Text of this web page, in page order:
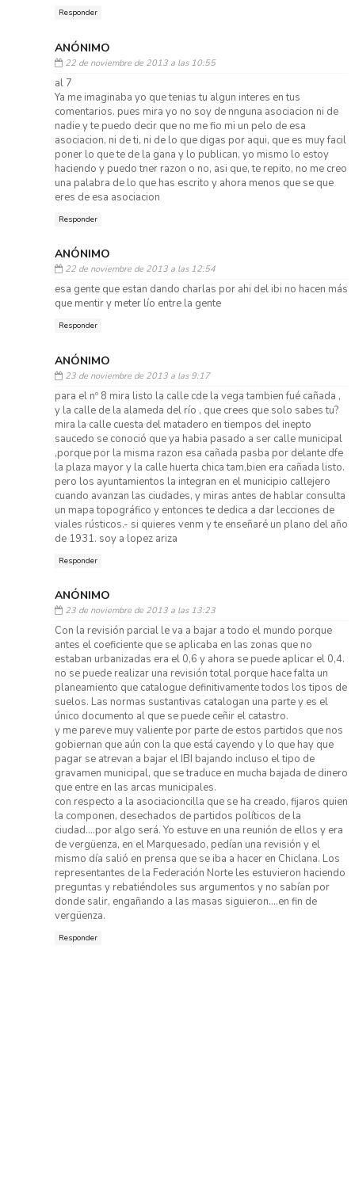
Responder
ANÓNIMO
22 de noviembre de 2013 a las 10:55
al 7
Ya me imaginaba yo que tenias tu algun interes en tus
comentarios. pues mira yo no soy de nnguna asociacion ni de
nadie y te puedo decir que no me fio mi un pelo de esa
asociacion, ni de ti, ni de lo que digas por aqui, que es muy facil
poner lo que te de la gana y lo publican, yo mismo lo estoy
haciendo y puedo tner razon o no, asi que, te repito, no me creo
una palabra de lo que has escrito y ahora menos que se que
eres de esa asociacion
Responder
ANÓNIMO
22 de noviembre de 2013 a las 12:54
esa gente que estan dando charlas por ahi del ibi no hacen más
que mentir y meter lío entre la gente
Responder
ANÓNIMO
23 de noviembre de 2013 a las 9:17
para el nº 8 mira listo la calle cde la vega tambien fué cañada ,
y la calle de la alameda del río , que crees que solo sabes tu?
mira la calle cuesta del matadero en tiempos del inepto
saucedo se conoció que ya habia pasado a ser calle municipal
,porque por la misma razon esa cañada pasba por delante dfe
la plaza mayor y la calle huerta chica tam,bien era cañada listo.
pero los ayuntamientos la integran en el municipio callejero
cuando avanzan las ciudades, y miras antes de hablar consulta
un mapa topográfico y entonces te dedica a dar lecciones de
viales rústicos.- si quieres venm y te enseñaré un plano del año
de 1931. soy a lopez ariza
Responder
ANÓNIMO
23 de noviembre de 2013 a las 13:23
Con la revisión parcial le va a bajar a todo el mundo porque
antes el coeficiente que se aplicaba en las zonas que no
estaban urbanizadas era el 0,6 y ahora se puede aplicar el 0,4.
no se puede realizar una revisión total porque hace falta un
planeamiento que catalogue definitivamente todos los tipos de
suelos. Las normas sustantivas catalogan una parte y es el
único documento al que se puede ceñir el catastro.
y me pareve muy valiente por parte de estos partidos que nos
gobiernan que aún con la que está cayendo y lo que hay que
pagar se atrevan a bajar el IBI bajando incluso el tipo de
gravamen municipal, que se traduce en mucha bajada de dinero
que entre en las arcas municipales.
con respecto a la asociacioncilla que se ha creado, fijaros quien
la componen, desechados de partidos políticos de la
ciudad....por algo será. Yo estuve en una reunión de ellos y era
de vergüenza, en el Marquesado, pedían una revisión y el
mismo día salió en prensa que se iba a hacer en Chiclana. Los
representantes de la Federación Norte les estuvieron haciendo
preguntas y rebatiéndoles sus argumentos y no sabían por
donde salir, engañando a las masas siguieron....en fin de
vergüenza.
Responder